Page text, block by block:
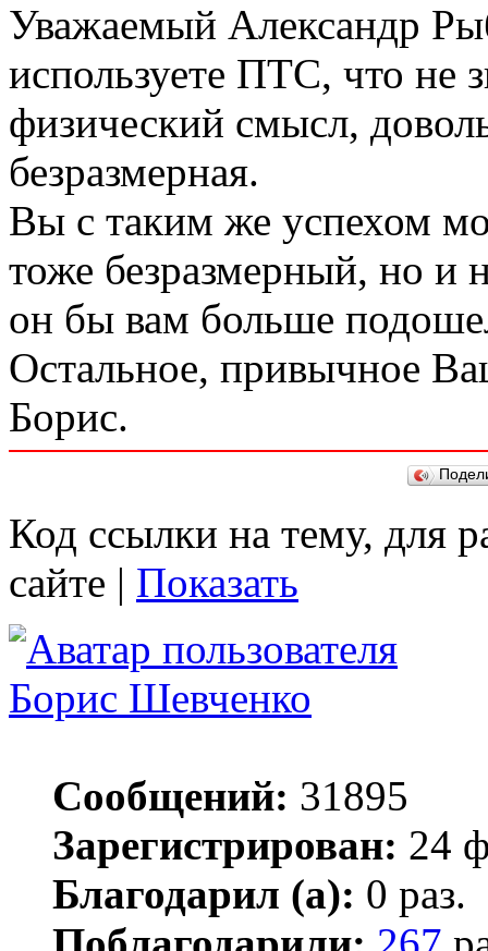
Уважаемый Александр
используете ПТС, что не
физический смысл,
безразмерная.
Вы с таким же успехом
тоже безразмерный, но и
он бы вам больше
Остальное, привычное
Борис.
Код ссылки на тему, для
сайте | Показать
Борис Шевченко
Сообщений: 31895
Зарегистрирован: 24
Благодарил (а): 0 раз.